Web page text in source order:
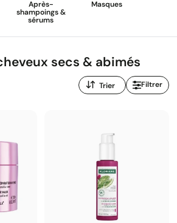
Après-
shampoings &
sérums
Masques
secs & abimés
Trier
par
Filtrer